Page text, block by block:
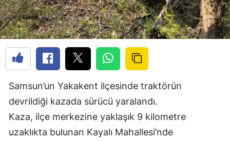
Samsun’un Yakakent ilçesinde traktörün
devrildiği kazada sürücü yaralandı.
Kaza, ilçe merkezine yaklaşık 9 kilometre
uzaklıkta bulunan Kayalı Mahallesi’nde